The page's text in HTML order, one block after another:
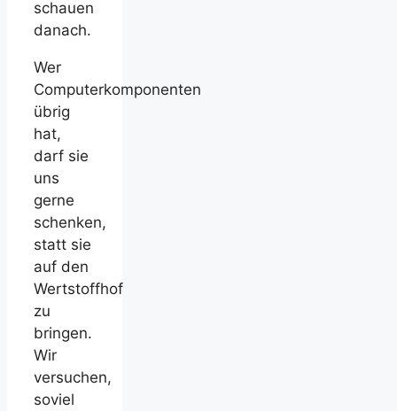
schauen
danach.
Wer
Computerkomponenten
übrig
hat,
darf sie
uns
gerne
schenken,
statt sie
auf den
Wertstoffhof
zu
bringen.
Wir
versuchen,
soviel